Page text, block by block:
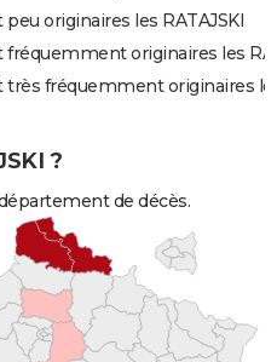
originaires les RATAJSKI
originaires les
fréquemment originaires
?
de décès.